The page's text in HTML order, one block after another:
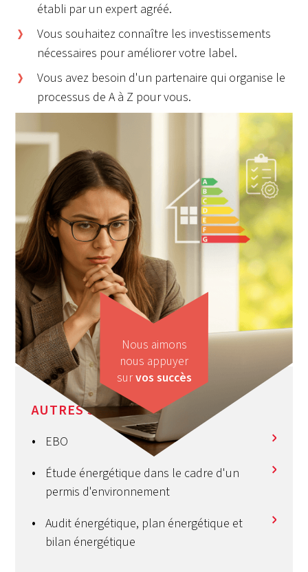
Nous aimons
nous appuyer
survos succès
AUTRES SERVICES
EBO
Étude énergétique dans le cadre d'un
permis d'environnement
Audit énergétique, plan énergétique et
bilan énergétique
établi par un expert agréé.
Vous souhaitez connaître les investissements
nécessaires pour améliorer votre label.
Vous avez besoin d'un partenaire qui organise le
processus de A à Z pour vous.